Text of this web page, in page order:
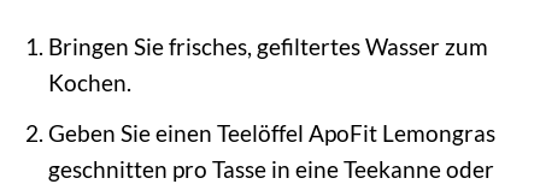
Bringen Sie frisches, gefiltertes Wasser zum
Kochen.
Geben Sie einen Teelöffel ApoFit Lemongras
geschnitten pro Tasse in eine Teekanne oder